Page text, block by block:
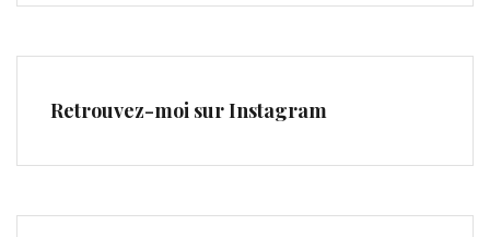
Retrouvez-moi sur Instagram